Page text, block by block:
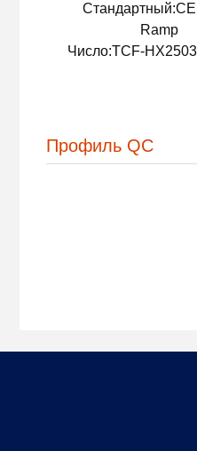
Ramp
Число:TCF-
Профиль QC